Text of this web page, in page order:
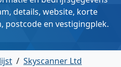
details, website, korte
postcode en vestigingplek.
/ Skyscanner Ltd